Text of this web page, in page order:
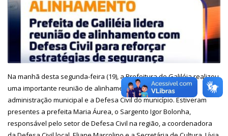
Na manhã desta segunda-feira (19), a Prefeitura de Galiléia realizou
uma importante reunião de alinhamento entre as equipes da
administração municipal e a Defesa Civil do município. Estiveram
presentes a prefeita Maria Áurea, o Sargento Igor Bolonha,
responsável pelo setor de Defesa Civil na região, a coordenadora